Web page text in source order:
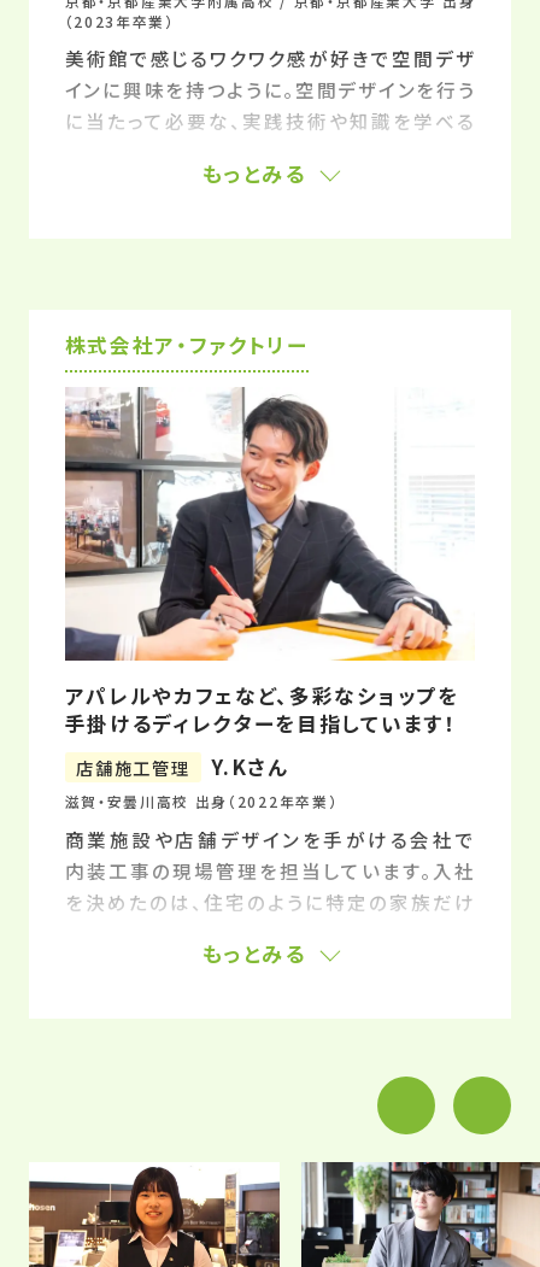
（2023年卒業）
美術館で感じるワクワク感が好きで空間デザ
インに興味を持つように。空間デザインを行う
に当たって必要な、実践技術や知識を学べる
とから、京芸デへの進学を決めました。当時
は、自分が考えたことを人に伝えるための
はつまり、頭の中のイメージを可視化する力。
アナログやデジタルで、イラストを描く力や、
図面を引く技術は、クライアントや社内のスタ
ッフとイメージを共有するためには欠かせな
いスキルです。2年間をかけて身につけた、ク
リエイティブ業界における実践的なノウハウ
は、今にしっかりと活かせられていると感じて
います。
もっとみる
株式会社ア・ファクトリー
アパレルやカフェなど、多彩なショップを
手掛けるディレクターを目指しています！
店舗施工管理 Y.Kさん
滋賀・安曇川高校 出身（2022年卒業）
商業施設や店舗デザインを手がける会社で
内装工事の現場管理を担当しています。入社
を決めたのは、住宅のように特定の家族だけ
れる空間を創造できる点に魅力を感じたか
ンし、多くのお客様で賑っている場面を見た
っているのは、自分のアイデアをもとにカフェ
の設計図を描き、立体模型を作った授業で
が、テキストには載っていないコツを交えて指
導してくださいました。それ以外にもチームで
考え、企画提案を行ったりと、実践に近い授
もっとみる